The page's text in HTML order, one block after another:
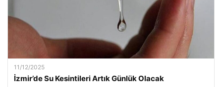
11/12/2025
İzmir’de Su Kesintileri Artık Günlük Olacak